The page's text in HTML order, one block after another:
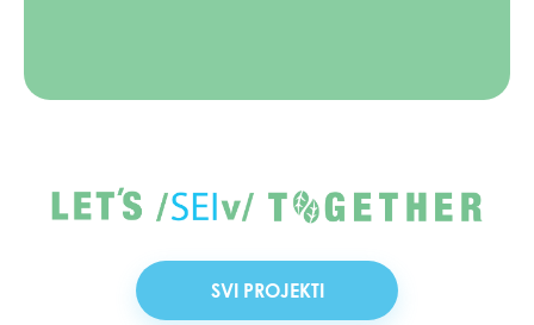
SVI PROJEKTI